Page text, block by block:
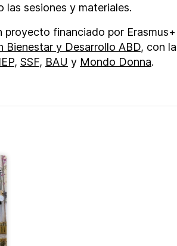
las sesiones y materiales.
proyecto financiado por
Bienestar y Desarrollo ABD, con
, SSF, BAU y Mondo Donna.